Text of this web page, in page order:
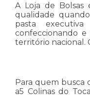
A Loja de Bolsas
qualidade
pasta
confeccionando
território nacional.
Para quem busca
a5 Colinas do